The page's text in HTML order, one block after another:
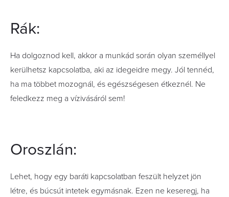
Rák:
Ha dolgoznod kell, akkor a munkád során olyan személlyel
kerülhetsz kapcsolatba, aki az idegeidre megy. Jól tennéd,
ha ma többet mozognál, és egészségesen étkeznél. Ne
feledkezz meg a vízivásáról sem!
Oroszlán:
Lehet, hogy egy baráti kapcsolatban feszült helyzet jön
létre, és búcsút intetek egymásnak. Ezen ne keseregj, ha